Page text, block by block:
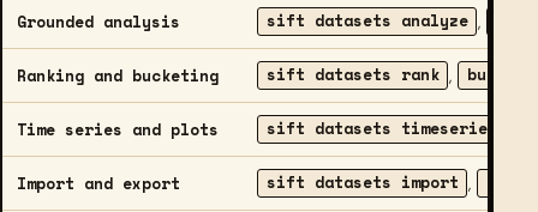
Grounded analysis sift datasets analyze ,
Ranking and bucketing sift datasets rank , bucket
Time series and plots sift datasets timeseries
Import and export sift datasets import ,